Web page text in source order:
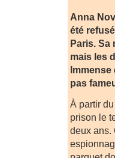
Anna
été
Paris. Sa
mais les
pas
À partir
prison le
deux ans.